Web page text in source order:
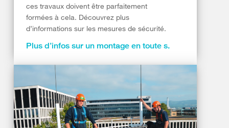
ces travaux doivent être parfaitement
formées à cela. Découvrez plus
d’informations sur les mesures de sécurité.
Plus d’infos sur un montage en toute s.